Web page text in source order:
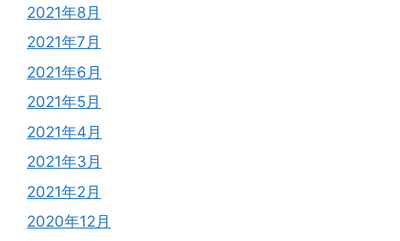
2021年8月
2021年7月
2021年6月
2021年5月
2021年4月
2021年3月
2021年2月
2020年12月